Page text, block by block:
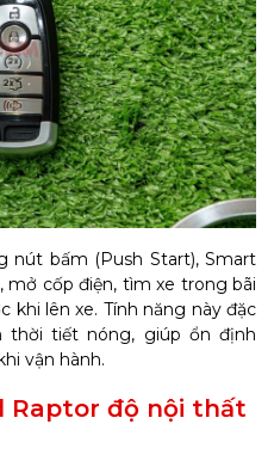
nút bấm (Push Start), Smart
mở cốp điện, tìm xe trong bãi
khi lên xe. Tính năng này đặc
thời tiết nóng, giúp ổn định
vận hành.
Raptor độ nội thất